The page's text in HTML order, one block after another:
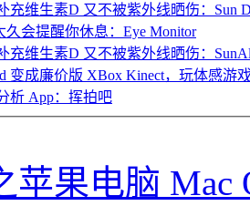
充维生素D 又不被紫外线晒伤：Sun
久会提醒你休息：Eye Monitor
充维生素D 又不被紫外线晒伤：
变成廉价版 XBox Kinect，玩体感游
析 App：挥拍吧
苹果电脑